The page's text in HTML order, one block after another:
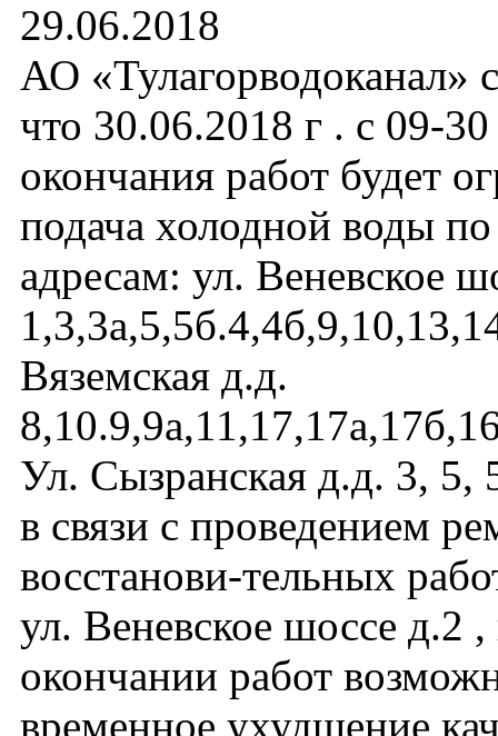
29.06.2018
АО «Тулагорводоканал»
что 30.06.2018 г . с 09-
окончания работ будет
подача холодной воды
адресам: ул. Веневское
Вяземская д.д.
Ул. Сызранская д.д. 3, 5,
в связи с проведением
восстанови-тельных
ул. Веневское шоссе д.2 ,
окончании работ
временное ухудшение